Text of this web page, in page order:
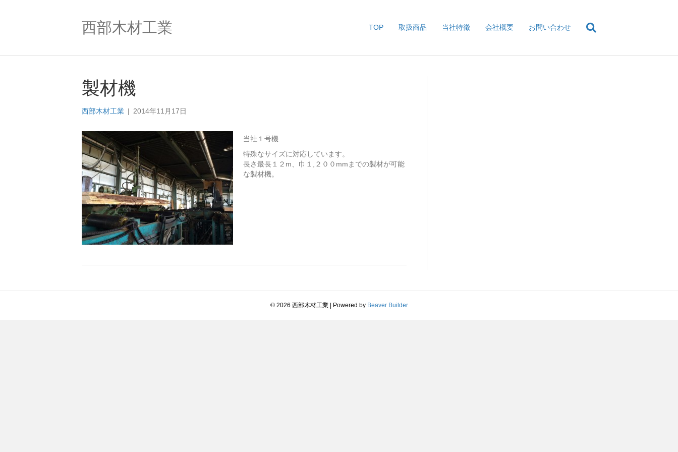
西部木材工業 TOP 取扱商品 当社特徴 会社概要 お問い合わせ
製材機
西部木材工業 | 2014年11月17日
当社１号機
特殊なサイズに対応しています。
長さ最長１２m、巾１,２００mmまでの製材が可能
な製材機。
© 2026 西部木材工業 Powered by Beaver Builder